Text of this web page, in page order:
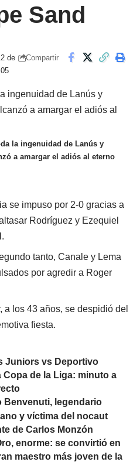
Sand
de
Compartir
la ingenuidad de Lanús y
a amargar el adiós al eterno
se impuso por 2-0 gracias a
Rodríguez y Ezequiel
tanto, Canale y Lema
por agredir a Roger
a los 43 años, se despidió del
fiesta.
Juniors vs Deportivo
Copa de la Liga: minuto a
Benvenuti, legendario
y víctima del nocaut
de Carlos Monzón
enorme: se convirtió en
maestro más joven de la